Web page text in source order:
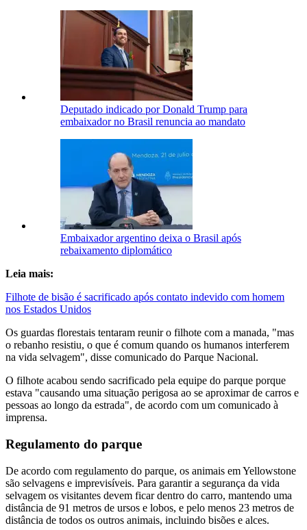
Deputado indicado por Donald Trump para
embaixador no Brasil renuncia ao mandato
Embaixador argentino deixa o Brasil após
rebaixamento diplomático
Leia mais:
Filhote de bisão é sacrificado após contato indevido com homem
nos Estados Unidos
Os guardas florestais tentaram reunir o filhote com a manada, "mas
o rebanho resistiu, o que é comum quando os humanos interferem
na vida selvagem", disse comunicado do Parque Nacional.
O filhote acabou sendo sacrificado pela equipe do parque porque
estava "causando uma situação perigosa ao se aproximar de carros e
pessoas ao longo da estrada", de acordo com um comunicado à
imprensa.
Regulamento do parque
De acordo com regulamento do parque, os animais em Yellowstone
são selvagens e imprevisíveis. Para garantir a segurança da vida
selvagem os visitantes devem ficar dentro do carro, mantendo uma
distância de 91 metros de ursos e lobos, e pelo menos 23 metros de
distância de todos os outros animais, incluindo bisões e alces.